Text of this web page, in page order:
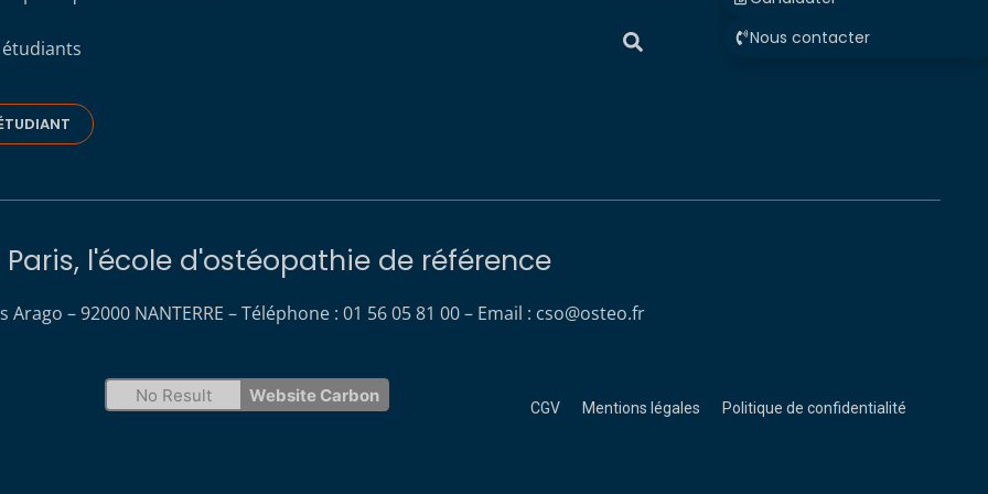
Nous contacter
Paris, l'école d'ostéopathie de référence
– 92000 NANTERRE – Téléphone : 01 56 05 81 00 – Email : cso@osteo.fr
No Result Website Carbon
CGV Mentions légales Politique de confidentialité